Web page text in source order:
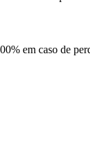
em caso de